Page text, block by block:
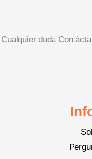
Cualquier duda